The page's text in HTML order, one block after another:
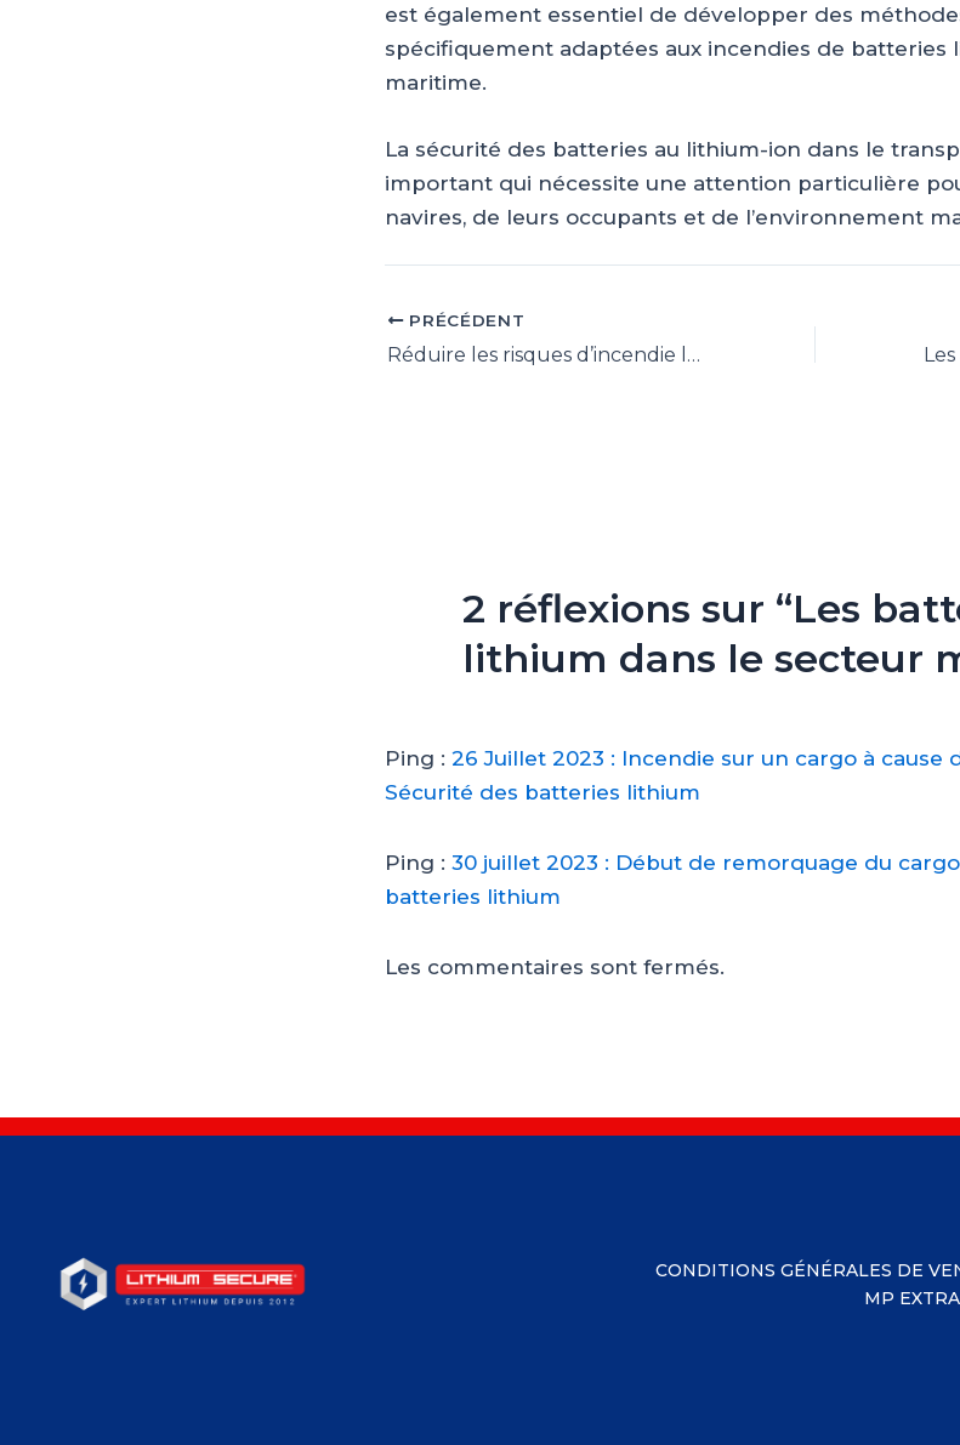
est également essentiel de développer des
spécifiquement adaptées aux incendies de batteries
maritime.
La sécurité des batteries au lithium-ion dans le
important qui nécessite une attention particulière
navires, de leurs occupants et de l’environnement
Navigation
des
PRÉCÉDENT
Réduire les risques d’incendie lors de la charge de votre batterie lithium
2 réflexions sur “Les
lithium dans le secteur
Ping : 26 Juillet 2023 : Incendie sur un cargo à cause
Sécurité des batteries lithium
Ping : 30 juillet 2023 : Début de remorquage du
batteries lithium
Les commentaires sont fermés.
CONDITIONS GÉNÉRALES DE
MP